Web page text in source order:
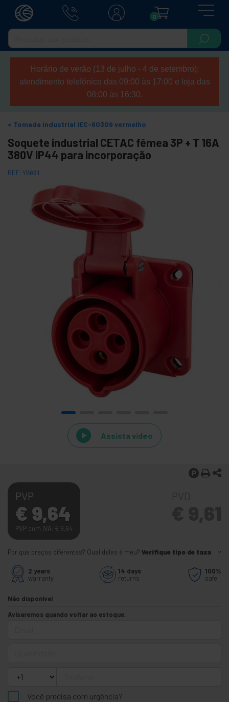
0
Horário de verão (13 de julho - 4 de setembro):
atendimento telefónico das 09:00 às 17:00 e loja das
08:00 às 16:30.
Tomada industrial IEC-60309 vermelho
Soquete industrial CETAC fêmea 3P + T 16A
380V IP44 para incorporação
REF: YB001
Assista vídeo
PVP
€ 9,64
PVP com IVA: € 9,64
Por que preços diferentes? Qual deles é meu? Verifique tipo de taxa
2 years
warranty
14 days
returns
100%
safe
Não disponível
Avisaremos quando voltar ao estoque.
Você precisa com urgência?